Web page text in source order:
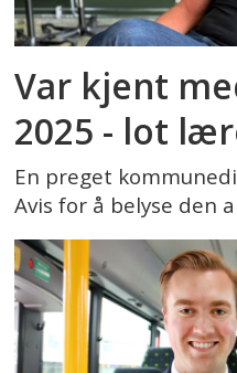
Var kjent
2025 - lot
En preget
Avis for å belyse den